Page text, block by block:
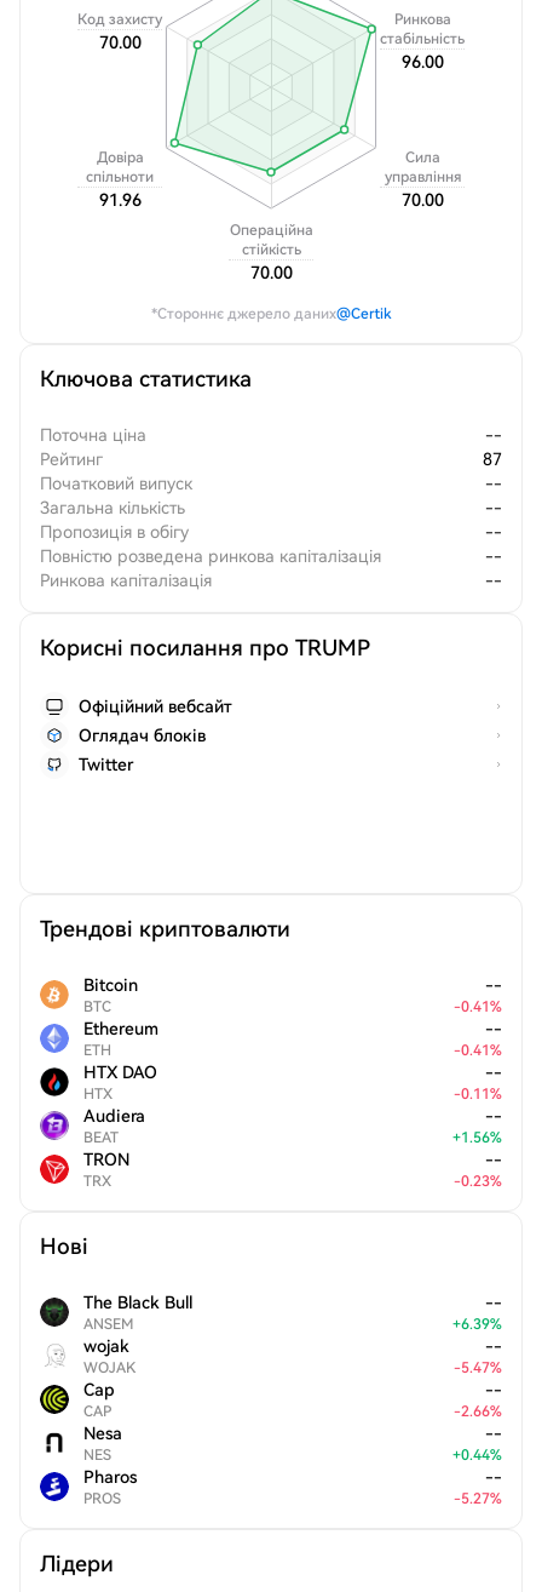
Код захисту
70.00
Довіра
спільноти
91.96
Операційна
стійкість
70.00
Сила
управління
70.00
Ринкова
стабільність
96.00
*Стороннє джерело даних@Certik
Ключова статистика
Поточна ціна
--
Рейтинг
87
Початковий випуск
--
Загальна кількість
--
Пропозиція в обігу
--
Повністю розведена ринкова капіталізація
--
Ринкова капіталізація
--
Корисні посилання про TRUMP
Офіційний вебсайт
Оглядач блоків
Twitter
Трендові криптовалюти
Bitcoin
BTC
--
-0.41%
Ethereum
ETH
--
-0.41%
HTX DAO
HTX
--
-0.11%
Audiera
BEAT
--
+1.56%
TRON
TRX
--
-0.23%
Нові
The Black Bull
ANSEM
--
+6.39%
wojak
WOJAK
--
-5.47%
Cap
CAP
--
-2.66%
Nesa
NES
--
+0.44%
Pharos
PROS
--
-5.27%
Лідери